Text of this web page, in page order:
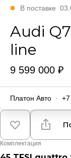
В поставке
Audi
line
9 599 000 ₽
Платон Авто ·
Комплектация